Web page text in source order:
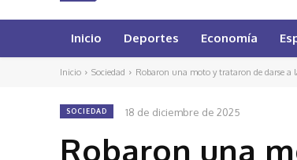
Inicio Deportes Economía
Inicio Sociedad Robaron una moto y trataron de darse a
SOCIEDAD 18 de diciembre de 2025
Robaron una